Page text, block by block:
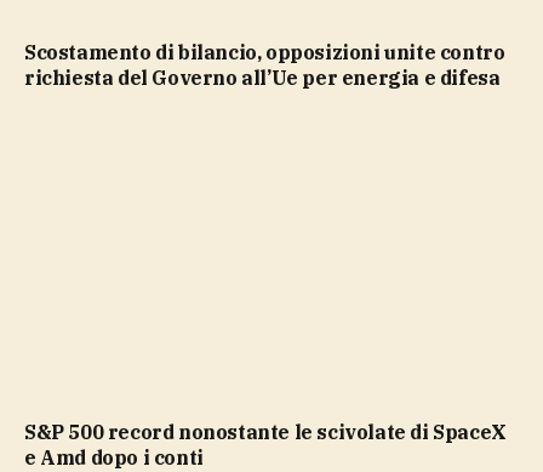
Scostamento di bilancio, opposizioni unite contro
richiesta del Governo all’Ue per energia e difesa
S&P 500 record nonostante le scivolate di SpaceX
e Amd dopo i conti